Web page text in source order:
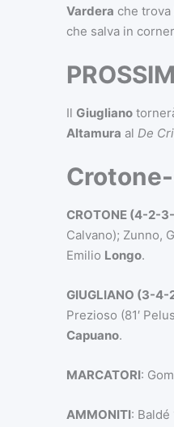
Vardera che
che salva in
Il Giugliano
Altamura al De
CROTONE (4-2-
Calvano); Zunno,
Emilio Longo.
GIUGLIANO (3-4-
Prezioso (81′
Capuano.
MARCATORI:
AMMONITI: Baldé